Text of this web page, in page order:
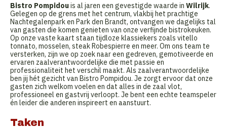
Bistro Pompidouis al jaren een gevestigde waarde in Wilrijk.
Gelegen op de grens met het centrum, vlakbij het prachtige
Nachtegalenpark en Park den Brandt, ontvangen we dagelijks tal
van gasten die komen genieten van onze verfijnde bistrokeuken.
Op onze vaste kaart staan tijdloze klassiekers zoals vitello
tonnato, mosselen, steak Robespierre en meer. Om ons team te
versterken, zijn we op zoek naar een gedreven, gemotiveerde en
ervaren zaalverantwoordelijke die met passie en
professionaliteit het verschil maakt. Als zaalverantwoordelijke
ben jij hét gezicht van Bistro Pompidou. Je zorgt ervoor dat onze
gasten zich welkom voelen en dat alles in de zaal vlot,
professioneel en gastvrij verloopt. Je bent een echte teamspeler
én leider die anderen inspireert en aanstuurt.
Taken